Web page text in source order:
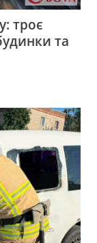
троє
та